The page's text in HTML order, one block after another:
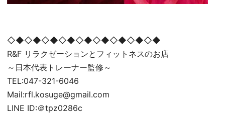
◇◆◇◆◇◆◇◆◇◆◇◆◇◆◇◆◇◆
R&F リラクゼーションとフィットネスのお店
～日本代表トレーナー監修～
TEL:047-321-6046
Mail:rfl.kosuge@gmail.com
LINE ID:＠tpz0286c